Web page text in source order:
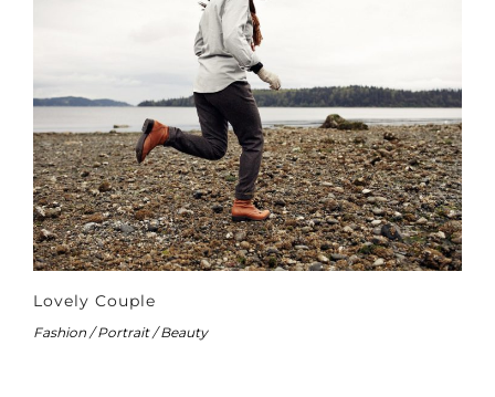
Lovely Couple
Fashion / Portrait / Beauty